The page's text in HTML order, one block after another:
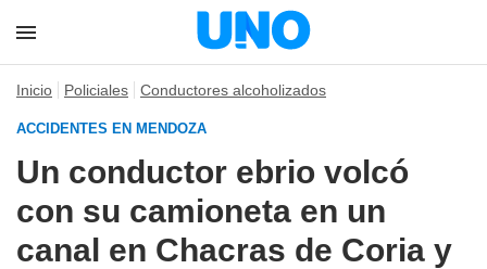
Inicio Policiales Conductores alcoholizados
ACCIDENTES EN MENDOZA
Un conductor ebrio volcó
con su camioneta en un
canal en Chacras de Coria y